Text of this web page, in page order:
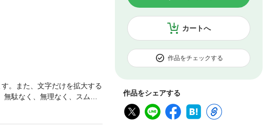
カートへ
作品をチェックする
作品をシェアする
。また、文字だけを拡大する
駄なく、無理なく、スムー
。暮らしのイライラ、悩み